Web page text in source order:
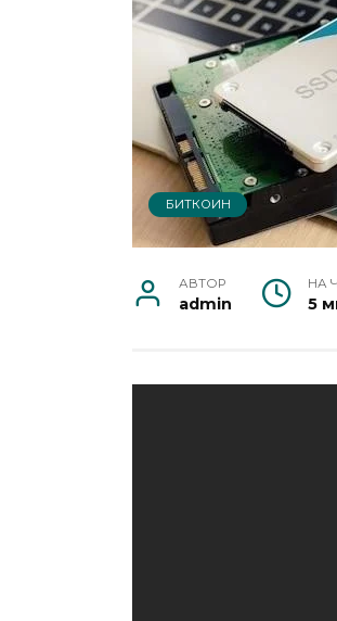
БИТКОИН
АВТОР
admin
НА
5